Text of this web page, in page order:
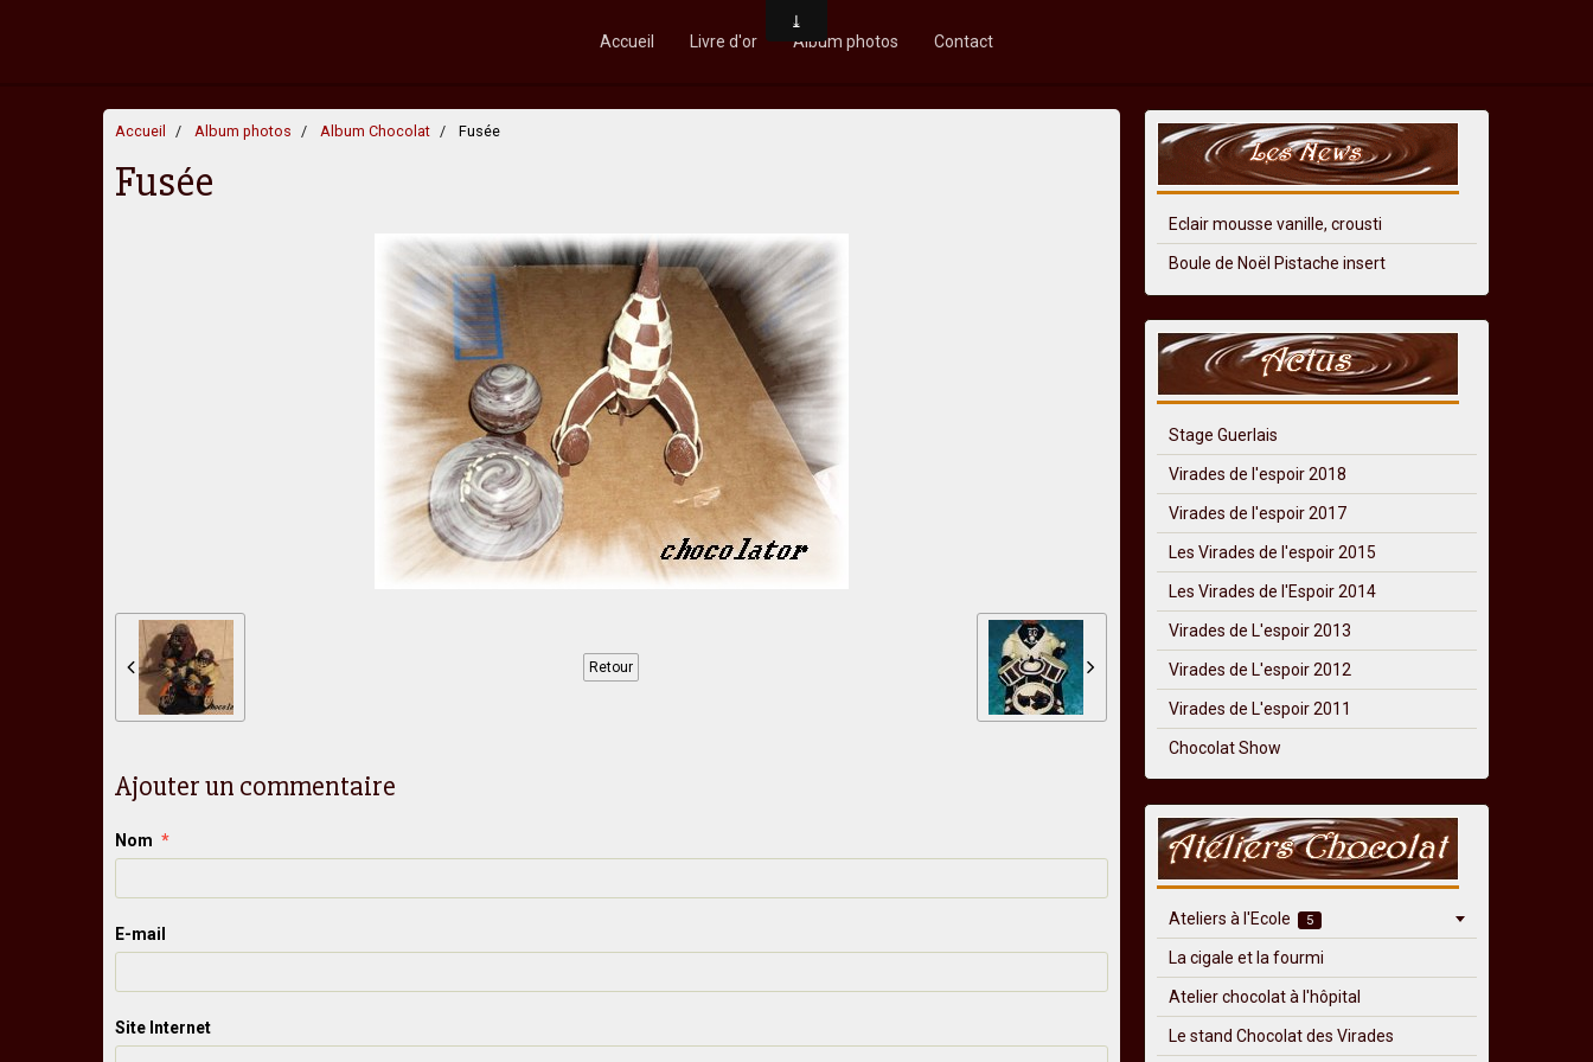
Accueil Livre d'or Album photos Contact
Accueil Album photos Album Chocolat Fusée
Fusée
Retour
Ajouter un commentaire
Nom
E-mail
Site Internet
Eclair mousse vanille, crousti
Boule de Noël Pistache insert
Stage Guerlais
Virades de l'espoir 2018
Virades de l'espoir 2017
Les Virades de l'espoir 2015
Les Virades de l'Espoir 2014
Virades de L'espoir 2013
Virades de L'espoir 2012
Virades de L'espoir 2011
Chocolat Show
Ateliers à l'Ecole 5
La cigale et la fourmi
Atelier chocolat à l'hôpital
Le stand Chocolat des Virades